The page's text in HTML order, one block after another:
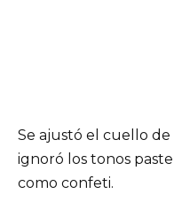
Se ajustó el cuello
ignoró los tonos
como confeti.